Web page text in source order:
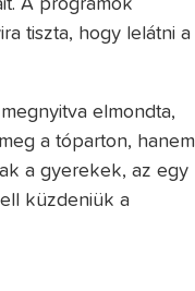
A programok
tiszta, hogy lelátni a
elmondta,
a tóparton, hanem
a gyerekek, az egy
küzdeniük a